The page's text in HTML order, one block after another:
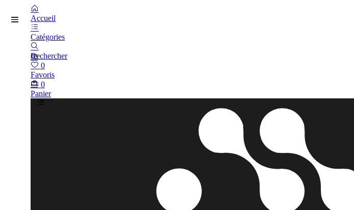
Accueil
Catégories
Rechercher
0
Favoris
0
Panier